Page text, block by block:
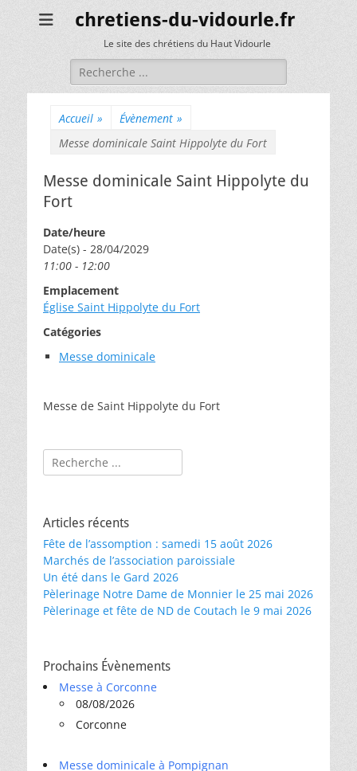
chretiens-du-vidourle.fr
Le site des chrétiens du Haut Vidourle
Rechercher :
Accueil » Évènement »
Messe dominicale Saint Hippolyte du Fort
Messe dominicale Saint Hippolyte du
Fort
Date/heure
Date(s) - 28/04/2029
11:00 - 12:00
Emplacement
Église Saint Hippolyte du Fort
Catégories
Messe dominicale
Messe de Saint Hippolyte du Fort
Rechercher :
Articles récents
Fête de l’assomption : samedi 15 août 2026
Marchés de l’association paroissiale
Un été dans le Gard 2026
Pèlerinage Notre Dame de Monnier le 25 mai 2026
Pèlerinage et fête de ND de Coutach le 9 mai 2026
Prochains Évènements
Messe à Corconne
08/08/2026
Corconne
Messe dominicale à Pompignan